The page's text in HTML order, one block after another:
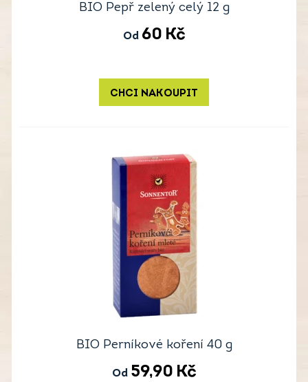
BIO Pepř zelený celý 12 g
Od 60 Kč
CHCI NAKOUPIT
BIO Perníkové koření 40 g
Od 59,90 Kč